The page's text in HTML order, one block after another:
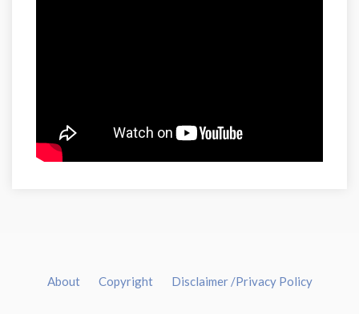
About Copyright Disclaimer /Privacy Policy